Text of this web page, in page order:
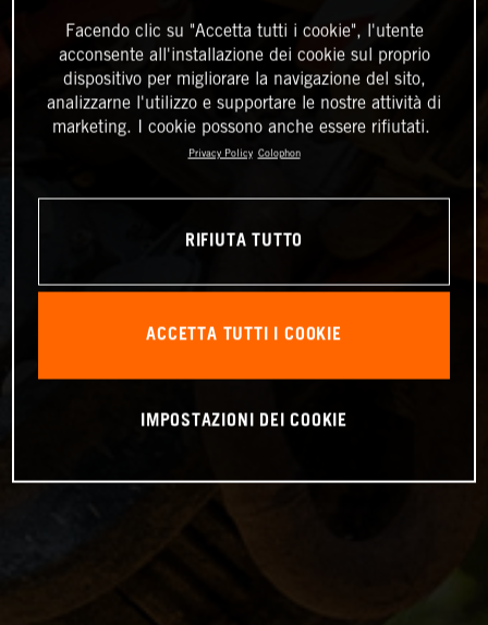
Facendo clic su "Accetta tutti i cookie", l'utente
acconsente all'installazione dei cookie sul proprio
dispositivo per migliorare la navigazione del sito,
analizzarne l'utilizzo e supportare le nostre attività di
marketing. I cookie possono anche essere rifiutati.
Privacy Policy Colophon
RIFIUTA TUTTO
ACCETTA TUTTI I COOKIE
IMPOSTAZIONI DEI COOKIE